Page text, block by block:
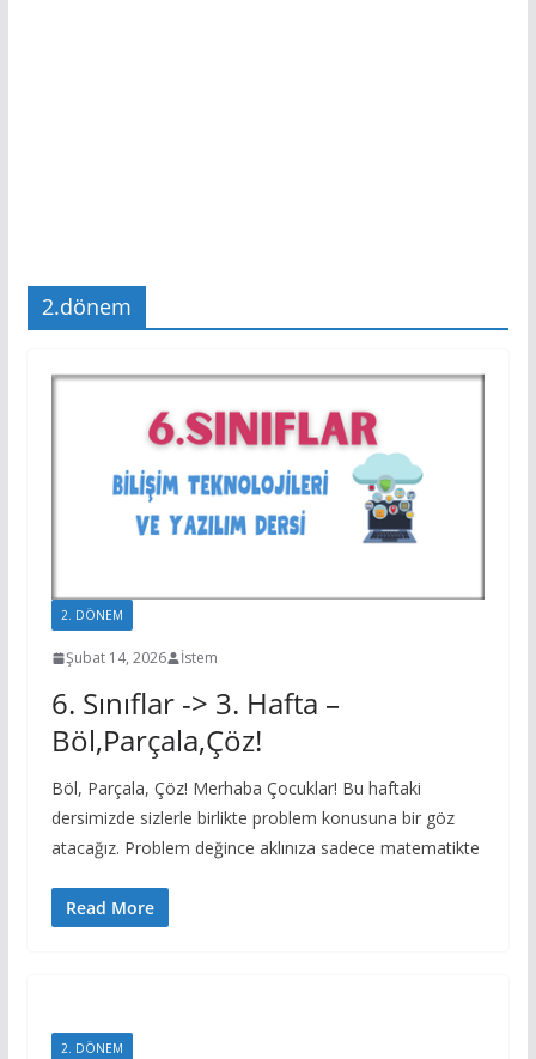
2.dönem
2. DÖNEM
Şubat 14, 2026 İstem
6. Sınıflar -> 3. Hafta –
Böl,Parçala,Çöz!
Böl, Parçala, Çöz! Merhaba Çocuklar! Bu haftaki
dersimizde sizlerle birlikte problem konusuna bir göz
atacağız. Problem değince aklınıza sadece matematikte
Read More
2. DÖNEM